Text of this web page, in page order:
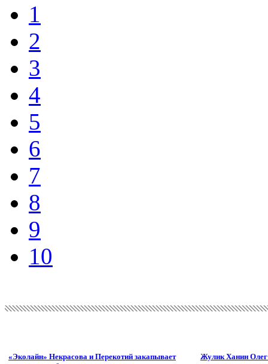
1
2
3
4
5
6
7
8
9
10
«Эколайн» Некрасова и Перекотий закапывает
Жулик Ханин